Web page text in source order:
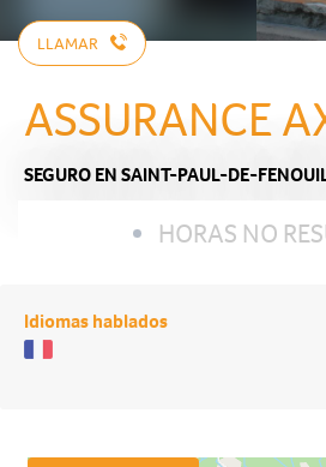
LLAMAR
ASSURANCE
SEGUROEN SAINT-PAUL-DE-
HORAS NO
Idiomas hablados